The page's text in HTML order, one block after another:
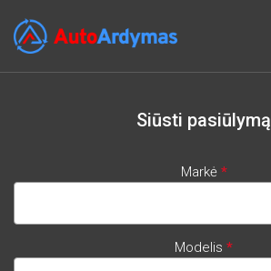
Siūsti pasiūlymą
Markė *
Modelis *